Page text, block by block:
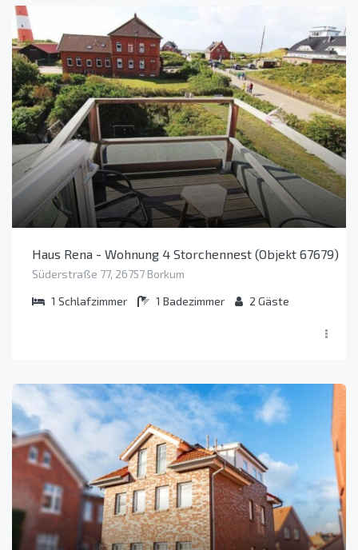
Haus Rena - Wohnung 4 Storchennest (Objekt 67679)
Süderstraße 77, 26757 Borkum
1 Schlafzimmer 1 Badezimmer 2 Gäste